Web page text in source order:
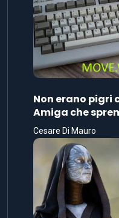
Non erano pigri
Amiga che
Cesare Di Mauro